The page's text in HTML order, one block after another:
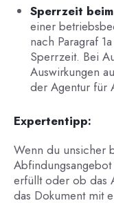
Sperrzeit
einer
nach Paragraf
Sperrzeit. Bei
Auswirkungen
der Agentur für
Expertentipp:
Wenn du unsicher
erfüllt oder ob das
das Dokument mit